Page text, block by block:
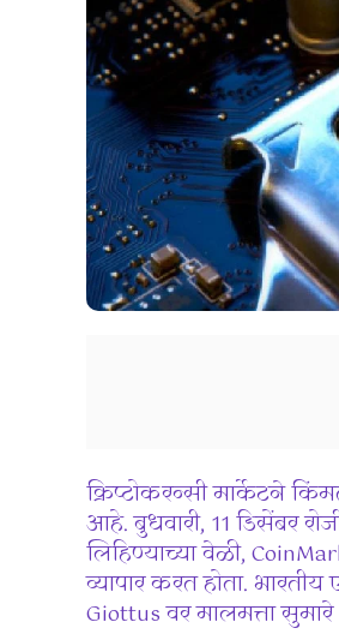
क्रिप्टोकरन्सी मार्केटने
आहे. बुधवारी, 11 डिसेंबर
लिहिण्याच्या वेळी,
व्यापार करत होता.
Giottus वर मालमत्ता